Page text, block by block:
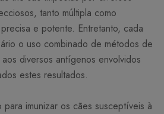
tanto múltipla como
e potente. Entretanto, cada
o uso combinado de métodos de
diversos antígenos envolvidos
estes resultados.
imunizar os cães susceptíveis à